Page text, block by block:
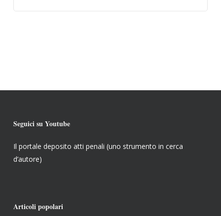
Seguici su Youtube
Il portale deposito atti penali (uno strumento in cerca
d’autore)
Articoli popolari